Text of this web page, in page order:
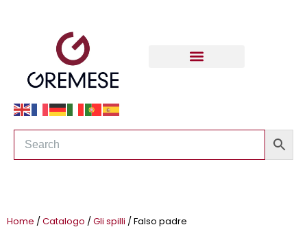
Home /Catalogo /Gli spilli / Falso padre